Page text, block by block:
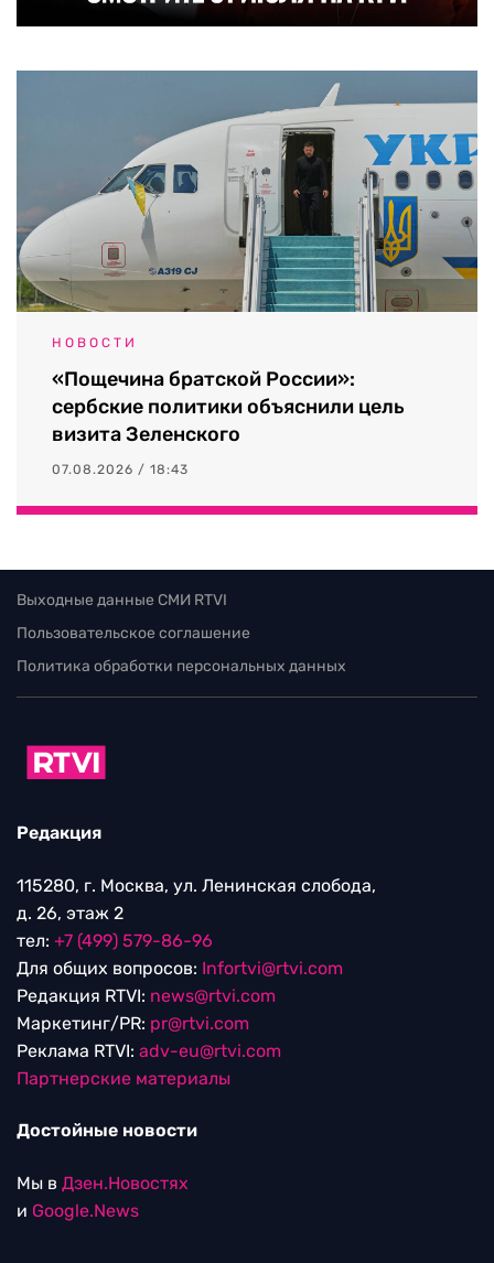
НОВОСТИ
«Пощечина братской России»:
сербские политики объяснили цель
визита Зеленского
07.08.2026 / 18:43
Выходные данные СМИ RTVI
Пользовательское соглашение
Политика обработки персональных данных
Редакция
115280, г. Москва, ул. Ленинская слобода,
д. 26, этаж 2
тел: +7 (499) 579-86-96
Для общих вопросов: Infortvi@rtvi.com
Редакция RTVI: news@rtvi.com
Маркетинг/PR: pr@rtvi.com
Реклама RTVI: adv-eu@rtvi.com
Партнерские материалы
Достойные новости
Мы в Дзен.Новостях
и Google.News